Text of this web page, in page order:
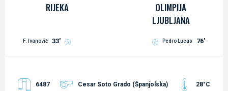
RIJEKA
OLIMPIJA
LJUBLJANA
F. Ivanović 33' Pedro Lucas 76'
6487 Cesar Soto Grado (Španjolska) 28°C